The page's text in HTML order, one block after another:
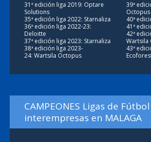
31ª edición liga 2019: Optare
Solutions
35ª edición liga 2022: Starnaliza
36ª edición liga 2022-23:
Deloitte
37ª edición liga 2023: Starnaliza
38ª edición liga 2023-
24: Wartsila Octopus
39ª
Octopus
40ª
41ª
42ª
Wartsila
43ª
CAMPEONES Ligas de Fútbol
interempresas en MALAGA